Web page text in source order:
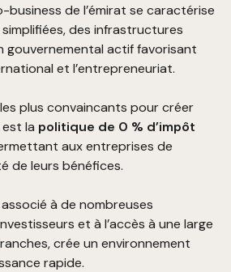
business de l’émirat se caractérise
des infrastructures
gouvernemental actif favorisant
et l’entrepreneuriat.
plus convaincants pour créer
la politique de 0 % d’impôt
aux entreprises de
de leurs bénéfices.
à de nombreuses
et à l’accès à une large
crée un environnement
rapide.